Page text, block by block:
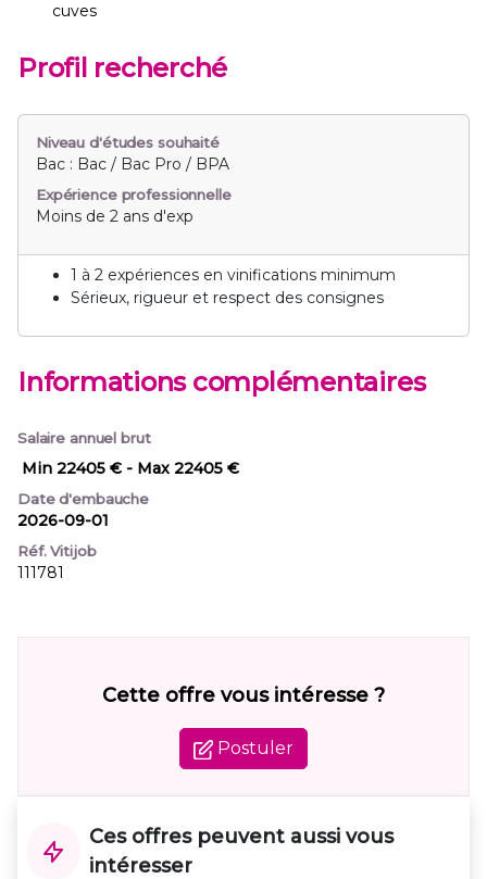
cuves
Profil recherché
Niveau d'études souhaité
Bac : Bac / Bac Pro / BPA
Expérience professionnelle
Moins de 2 ans d'exp
1 à 2 expériences en vinifications minimum
Sérieux, rigueur et respect des consignes
Informations complémentaires
Salaire annuel brut
Min 22405 € - Max 22405 €
Date d'embauche
2026-09-01
Réf. Vitijob
111781
Cette offre vous intéresse ?
Postuler
Ces offres peuvent aussi vous
intéresser